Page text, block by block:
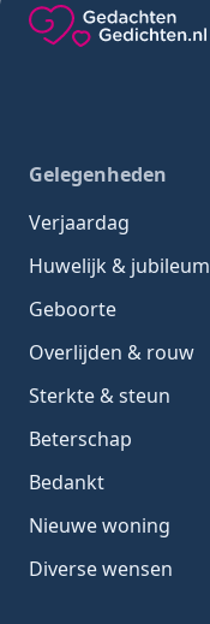
Gelegenheden
Verjaardag
Huwelijk & jubileum
Geboorte
Overlijden & rouw
Sterkte & steun
Beterschap
Bedankt
Nieuwe woning
Diverse wensen